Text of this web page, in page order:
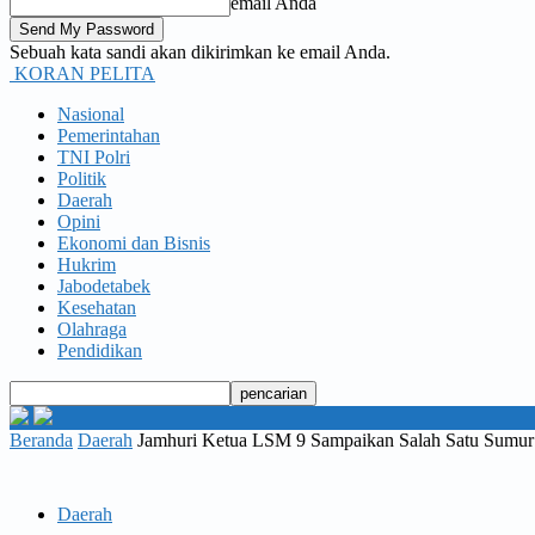
Sebuah kata sandi akan dikirimkan ke email Anda.
KORAN PELITA
Nasional
Pemerintahan
TNI Polri
Politik
Daerah
Opini
Ekonomi dan Bisnis
Hukrim
Jabodetabek
Kesehatan
Olahraga
Pendidikan
Beranda Daerah Jamhuri Ketua LSM 9 Sampaikan Salah Satu
Daerah